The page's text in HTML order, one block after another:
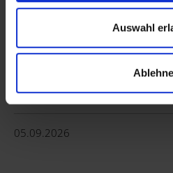
Auswahl
Fotoausstellung -
Fotoausstellung und Treffpunkt
Galerie Thomas Kohnle | 16:00
05.09.2026